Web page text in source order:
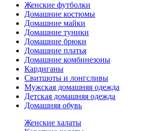
Женские футболки
Домашние костюмы
Домашние майки
Домашние туники
Домашние брюки
Домашние платья
Домашние комбинезоны
Кардиганы
Свитшоты и лонгсливы
Мужская домашняя одежда
Детская домашняя одежда
Домашняя обувь
Женские халаты